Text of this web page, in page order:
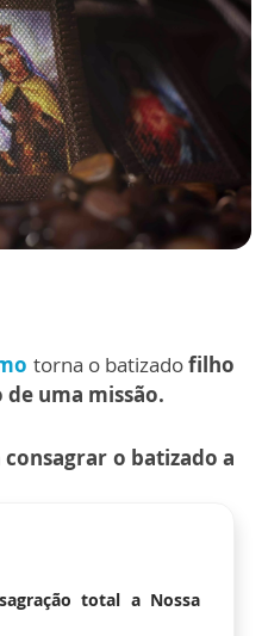
torna o batizadofilho
de uma missão.
consagrar o batizado a
total a Nossa